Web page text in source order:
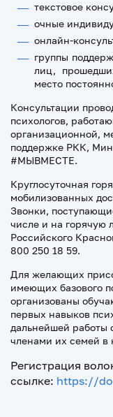
текстовое
очные
онлайн-
группы
лиц,
место
Консультации
психологов,
организационной,
поддержке РКК,
#МЫВМЕСТЕ.
Круглосуточная
мобилизованных
Звонки,
числе и на горячую
Российского
800 250 18 59.
Для желающих
имеющих базового
организованы
первых навыков
дальнейшей работы
членами их семей в
Регистрация
ссылке: https://